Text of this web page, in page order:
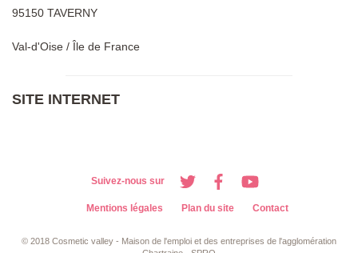
95150 TAVERNY
Val-d'Oise / Île de France
SITE INTERNET
Suivez-nous sur
Mentions légales Plan du site Contact
© 2018 Cosmetic valley - Maison de l'emploi et des entreprises de l'agglomération